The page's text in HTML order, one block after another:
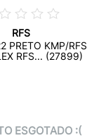
RFS
PRETO KMP/RFS
RFS... (27899)
ESGOTADO :(